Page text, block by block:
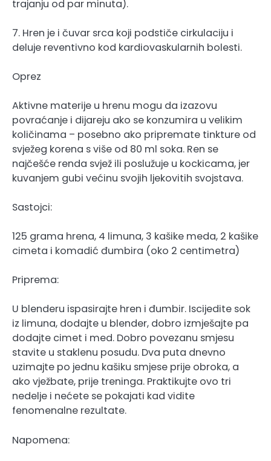
trajanju od par minuta).
7. Hren je i čuvar srca koji podstiče cirkulaciju i
deluje reventivno kod kardiovaskularnih bolesti.
Oprez
Aktivne materije u hrenu mogu da izazovu
povraćanje i dijareju ako se konzumira u velikim
količinama – posebno ako pripremate tinkture od
svježeg korena s više od 80 ml soka. Ren se
najčešće renda svjež ili poslužuje u kockicama, jer
kuvanjem gubi većinu svojih ljekovitih svojstava.
Sastojci:
125 grama hrena, 4 limuna, 3 kašike meda, 2 kašike
cimeta i komadić đumbira (oko 2 centimetra)
Priprema:
U blenderu ispasirajte hren i đumbir. Iscijedite sok
iz limuna, dodajte u blender, dobro izmješajte pa
dodajte cimet i med. Dobro povezanu smjesu
stavite u staklenu posudu. Dva puta dnevno
uzimajte po jednu kašiku smjese prije obroka, a
ako vježbate, prije treninga. Praktikujte ovo tri
nedelje i nećete se pokajati kad vidite
fenomenalne rezultate.
Napomena: